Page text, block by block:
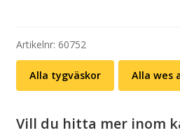
Top
Gun
(Wes
Anderson)
Artikelnr: 60752
Alla tygväskor Alla wes
Vill du hitta mer inom